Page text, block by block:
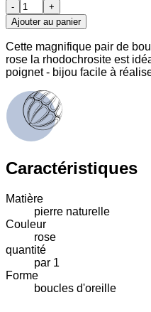
-
+
Ajouter au panier
Cette magnifique pair de
rose la rhodochrosite est
poignet - bijou facile à
Caractéristiques
Matière
pierre naturelle
Couleur
rose
quantité
par 1
Forme
boucles d'oreille